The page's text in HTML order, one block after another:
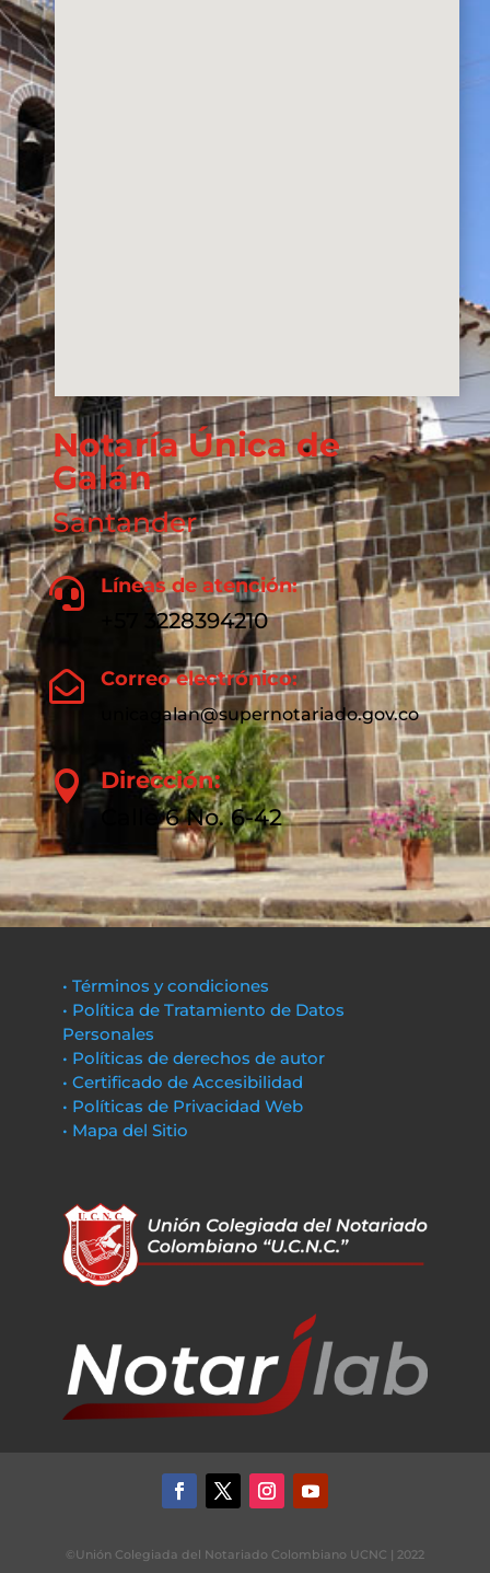
Notaría Única de
Galán
Santander
 Líneas de atención:
+57 3228394210
 Correo electrónico:
unicagalan@supernotariado.gov.co
 Dirección:
Calle 6 No. 6-42
• Términos y condiciones
• Política de Tratamiento de Datos
Personales
• Políticas de derechos de autor
• Certificado de Accesibilidad
• Políticas de Privacidad Web
• Mapa del Sitio
©Unión Colegiada del Notariado Colombiano UCNC | 2022